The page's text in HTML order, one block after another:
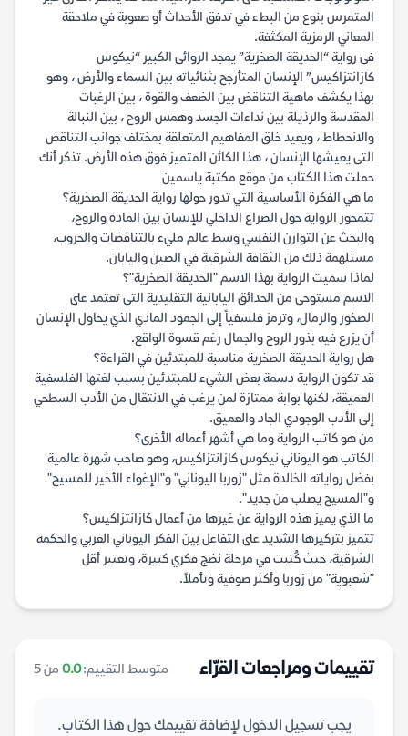
المتمرس بنوع من البطء في تدفق الأحداث أو صعوبة في ملاحقة
المعاني الرمزية المكثفة.
فى رواية “الحديقة الصخرية” يمجد الروائى الكبير “نيكوس
كازانتزاكيس” الإنسان المتأرجح بثنائياته بين السماء والأرض ، وهو
بهذا يكشف ماهية التناقض بين الضعف والقوة ، بين الرغبات
المقدسة والرذيلة بين نداءات الجسد وهمس الروح ، بين النبالة
والانحطاط ، ويعيد خلق المفاهيم المتعلقة بمختلف جوانب التناقض
التى يعيشها الإنسان ، هذا الكائن المتميز فوق هذه الأرض. تذكر أنك
حملت هذا الكتاب من موقع مكتبة ياسمين
ما هي الفكرة الأساسية التي تدور حولها رواية الحديقة الصخرية؟
تتمحور الرواية حول الصراع الداخلي للإنسان بين المادة والروح،
والبحث عن التوازن النفسي وسط عالم مليء بالتناقضات والحروب،
مستلهمة ذلك من الثقافة الشرقية في الصين واليابان.
لماذا سميت الرواية بهذا الاسم "الحديقة الصخرية"؟
الاسم مستوحى من الحدائق اليابانية التقليدية التي تعتمد على
الصخور والرمال، وترمز فلسفياً إلى الجمود المادي الذي يحاول الإنسان
أن يزرع فيه بذور الروح والجمال رغم قسوة الواقع.
هل رواية الحديقة الصخرية مناسبة للمبتدئين في القراءة؟
قد تكون الرواية دسمة بعض الشيء للمبتدئين بسبب لغتها الفلسفية
العميقة، لكنها بوابة ممتازة لمن يرغب في الانتقال من الأدب السطحي
إلى الأدب الوجودي الجاد والعميق.
من هو كاتب الرواية وما هي أشهر أعماله الأخرى؟
الكاتب هو اليوناني نيكوس كازانتزاكيس، وهو صاحب شهرة عالمية
بفضل رواياته الخالدة مثل "زوربا اليوناني" و"الإغواء الأخير للمسيح"
و"المسيح يصلب من جديد".
ما الذي يميز هذه الرواية عن غيرها من أعمال كازانتزاكيس؟
تتميز بتركيزها الشديد على التفاعل بين الفكر اليوناني الغربي والحكمة
الشرقية، حيث كُتبت في مرحلة نضج فكري كبيرة، وتعتبر أقل
"شعبوية" من زوربا وأكثر صوفية وتأملاً.
تقييمات ومراجعات القرّاء متوسط التقييم:0.0 من 5
يجب تسجيل الدخول لإضافة تقييمك حول هذا الكتاب.